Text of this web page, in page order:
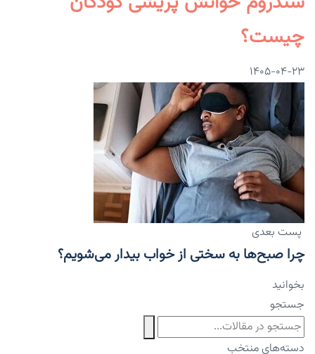
چیست؟
۱۴۰۵-۰۴-۲۳
پست بعدی
چرا صبح‌ها به سختی از خواب بیدار می‌شویم؟
بخوانید
جستجو
دسته‌های منتخب